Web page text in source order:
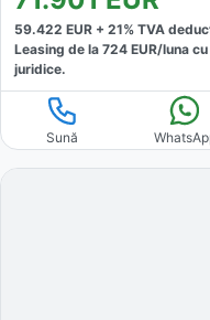
59.422 EUR + 21% TVA
Leasing de la 724 EUR/luna
juridice.
Sună